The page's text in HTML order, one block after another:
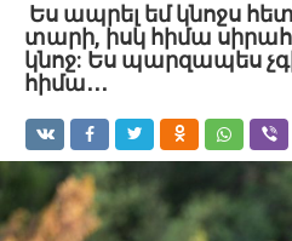
Ես ապրել եմ կնոջս
տարի, իսկ հիմա
կնոջ: Ես պարզապես
հիմա․․․